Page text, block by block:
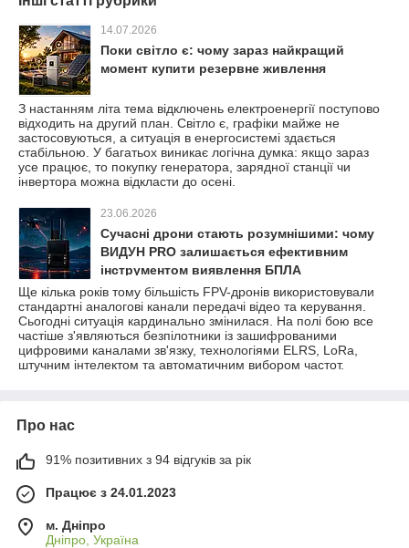
14.07.2026
Поки світло є: чому зараз найкращий
момент купити резервне живлення
З настанням літа тема відключень електроенергії поступово
відходить на другий план. Світло є, графіки майже не
застосовуються, а ситуація в енергосистемі здається
стабільною. У багатьох виникає логічна думка: якщо зараз
усе працює, то покупку генератора, зарядної станції чи
інвертора можна відкласти до осені.
23.06.2026
Сучасні дрони стають розумнішими: чому
ВИДУН PRO залишається ефективним
інструментом виявлення БПЛА
Ще кілька років тому більшість FPV-дронів використовували
стандартні аналогові канали передачі відео та керування.
Сьогодні ситуація кардинально змінилася. На полі бою все
частіше з'являються безпілотники із зашифрованими
цифровими каналами зв'язку, технологіями ELRS, LoRa,
штучним інтелектом та автоматичним вибором частот.
Про нас
91% позитивних з 94 відгуків за рік
Працює з 24.01.2023
м. Дніпро
Дніпро, Україна